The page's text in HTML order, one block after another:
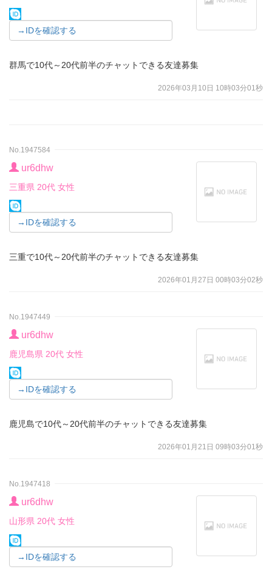
→IDを確認する
群馬で10代～20代前半のチャットできる友達募集
2026年03月10日 10時03分01秒
No.1947584
ur6dhw
三重県 20代 女性
→IDを確認する
三重で10代～20代前半のチャットできる友達募集
2026年01月27日 00時03分02秒
No.1947449
ur6dhw
鹿児島県 20代 女性
→IDを確認する
鹿児島で10代～20代前半のチャットできる友達募集
2026年01月21日 09時03分01秒
No.1947418
ur6dhw
山形県 20代 女性
→IDを確認する